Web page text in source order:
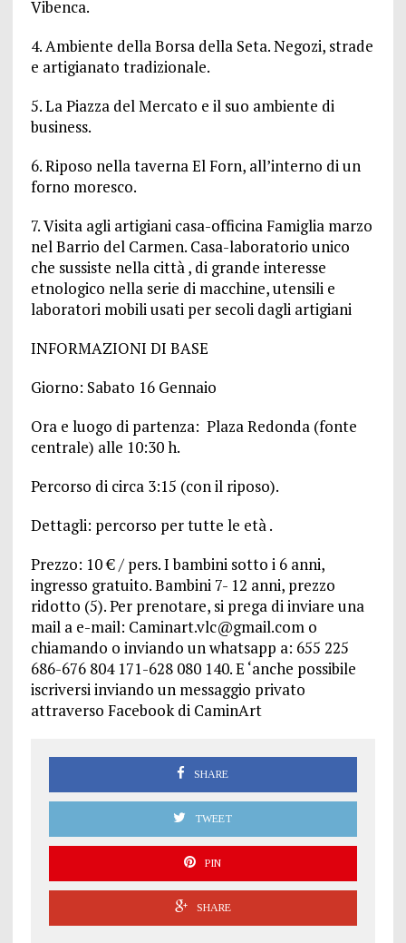
Vibenca.
4. Ambiente della Borsa della Seta. Negozi, strade
e artigianato tradizionale.
5. La Piazza del Mercato e il suo ambiente di
business.
6. Riposo nella taverna El Forn, all’interno di un
forno moresco.
7. Visita agli artigiani casa-officina Famiglia marzo
nel Barrio del Carmen. Casa-laboratorio unico
che sussiste nella città , di grande interesse
etnologico nella serie di macchine, utensili e
laboratori mobili usati per secoli dagli artigiani
INFORMAZIONI DI BASE
Giorno: Sabato 16 Gennaio
Ora e luogo di partenza: Plaza Redonda (fonte
centrale) alle 10:30 h.
Percorso di circa 3:15 (con il riposo).
Dettagli: percorso per tutte le età .
Prezzo: 10 € / pers. I bambini sotto i 6 anni,
ingresso gratuito. Bambini 7- 12 anni, prezzo
ridotto (5). Per prenotare, si prega di inviare una
mail a e-mail: Caminart.vlc@gmail.com o
chiamando o inviando un whatsapp a: 655 225
686-676 804 171-628 080 140. E ‘anche possibile
iscriversi inviando un messaggio privato
attraverso Facebook di CaminArt
SHARE
TWEET
PIN
SHARE